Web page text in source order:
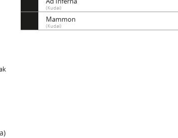
(Kudai)
Mammon
(Kudai)